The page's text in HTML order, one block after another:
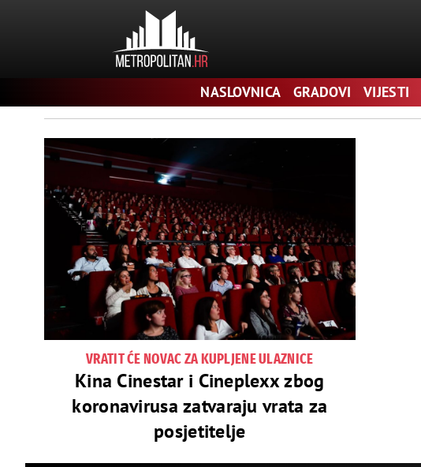
Pretraga
NASLOVNICA GRADOVI VIJESTI
VRATIT ĆE NOVAC ZA KUPLJENE ULAZNICE
Kina Cinestar i Cineplexx zbog
koronavirusa zatvaraju vrata za
posjetitelje